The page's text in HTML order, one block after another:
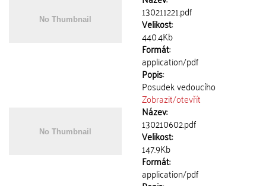
130211221.pdf
Velikost:
440.4Kb
Formát:
application/pdf
Popis:
Posudek vedoucího
Zobrazit/otevřít
Název:
130210602.pdf
Velikost:
147.9Kb
Formát:
application/pdf